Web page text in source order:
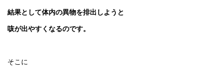
結果として体内の異物を排出しようと
咳が出やすくなるのです。
そこに